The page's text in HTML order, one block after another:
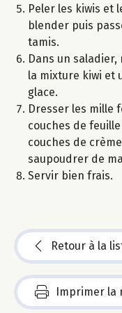
Peler les kiwis et
blender puis
tamis.
Dans un
la mixture kiwi et
glace.
Dresser les mille
couches de
couches de
saupoudrer de
Servir bien frais.
Retour à la
Imprimer la